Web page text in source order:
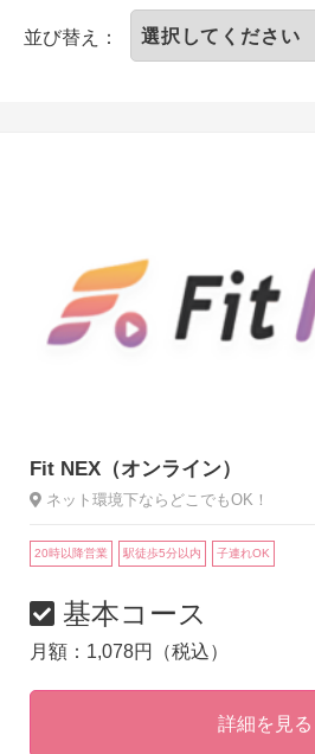
並び替え：
Fit NEX（オンライン）
ネット環境下ならどこでもOK！
20時以降営業 駅徒歩5分以内 子連れOK
基本コース
月額：1,078円（税込）
詳細を見る